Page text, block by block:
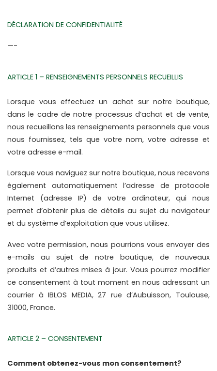
DÉCLARATION DE CONFIDENTIALITÉ
—-
ARTICLE 1 – RENSEIGNEMENTS PERSONNELS RECUEILLIS
Lorsque vous effectuez un achat sur notre boutique,
dans le cadre de notre processus d’achat et de vente,
nous recueillons les renseignements personnels que vous
nous fournissez, tels que votre nom, votre adresse et
votre adresse e-mail.
Lorsque vous naviguez sur notre boutique, nous recevons
également automatiquement l’adresse de protocole
Internet (adresse IP) de votre ordinateur, qui nous
permet d’obtenir plus de détails au sujet du navigateur
et du système d’exploitation que vous utilisez.
Avec votre permission, nous pourrions vous envoyer des
e-mails au sujet de notre boutique, de nouveaux
produits et d’autres mises à jour. Vous pourrez modifier
ce consentement à tout moment en nous adressant un
courrier à IBLOS MEDIA, 27 rue d’Aubuisson, Toulouse,
31000, France.
ARTICLE 2 – CONSENTEMENT
Comment obtenez-vous mon consentement?